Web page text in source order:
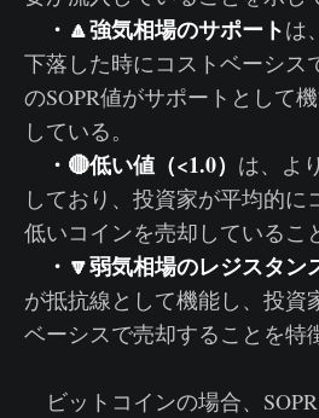
・🔼強気相場のサポートは
下落した時にコストベーシス
のSOPR値がサポートとして
している。
・🔴低い値（<1.0） は、よ
しており、投資家が平均的に
低いコインを売却しているこ
・🔽弱気相場のレジスタン
が抵抗線として機能し、投資
ベーシスで売却することを特
ビットコインの場合、